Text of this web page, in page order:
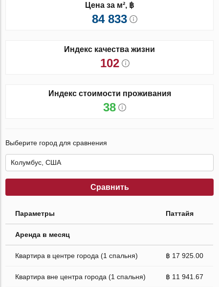
Цена за м², ฿
84 833
Индекс качества жизни
102
Индекс стоимости проживания
38
Выберите город для сравнения
Сравнить
Параметры Паттайя
Аренда в месяц
Квартира в центре города (1 спальня) ฿ 17 925.00
Квартира вне центра города (1 спальня) ฿ 11 941.67